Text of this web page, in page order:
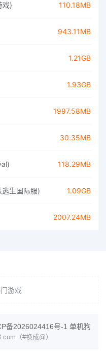
戏) 110.18MB
943.11MB
1.21GB
1.93GB
1997.58MB
30.35MB
118.29MB
逃生国际服) 1.09GB
2007.24MB
游戏
备2026024416号-1 单机狗
（#换成@）